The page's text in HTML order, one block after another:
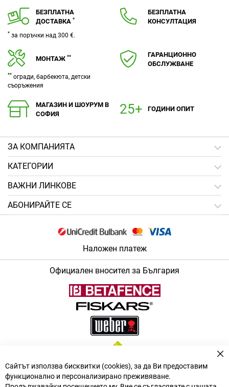
БЕЗПЛАТНА
ДОСТАВКА *
* за поръчки над 300 €.
БЕЗПЛАТНА
КОНСУЛТАЦИЯ
МОНТАЖ **
** огради, барбекюта, детски
съоръжения
ГАРАНЦИОННО
ОБСЛУЖВАНЕ
МАГАЗИН И ШОУРУМ В
СОФИЯ
ГОДИНИ ОПИТ
ЗA КОМПАНИЯТА
КАТЕГОРИИ
ВАЖНИ ЛИНКОВЕ
АБОНИРАЙТЕ СЕ
Наложен платеж
Официален вносител за България
Сайтът използва бисквитки (cookies), за да Ви предоставим
функционално и персонализирано преживяване.